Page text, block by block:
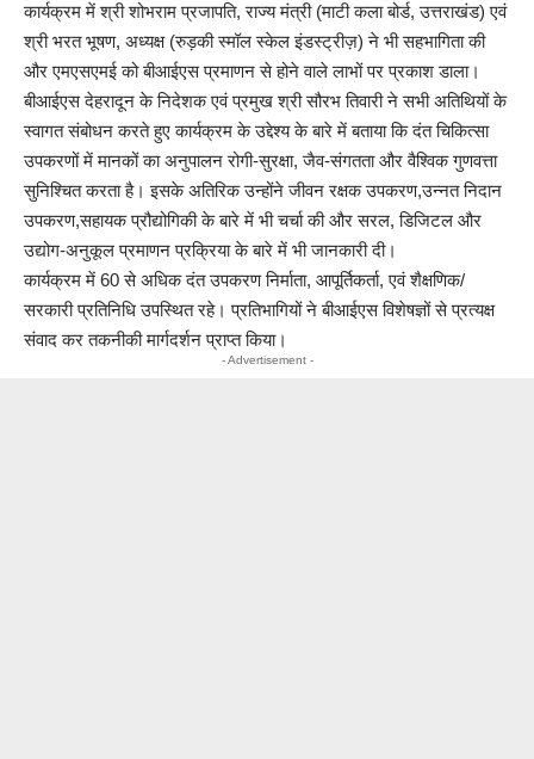
कार्यक्रम में श्री शोभराम प्रजापति, राज्य मंत्री (माटी कला बोर्ड, उत्तराखंड) एवं
श्री भरत भूषण, अध्यक्ष (रुड़की स्मॉल स्केल इंडस्ट्रीज़) ने भी सहभागिता की
और एमएसएमई को बीआईएस प्रमाणन से होने वाले लाभों पर प्रकाश डाला।
बीआईएस देहरादून के निदेशक एवं प्रमुख श्री सौरभ तिवारी ने सभी अतिथियों के
स्वागत संबोधन करते हुए कार्यक्रम के उद्देश्य के बारे में बताया कि दंत चिकित्सा
उपकरणों में मानकों का अनुपालन रोगी-सुरक्षा, जैव-संगतता और वैश्विक गुणवत्ता
सुनिश्चित करता है। इसके अतिरिक उन्होंने जीवन रक्षक उपकरण,उन्नत निदान
उपकरण,सहायक प्रौद्योगिकी के बारे में भी चर्चा की और सरल, डिजिटल और
उद्योग-अनुकूल प्रमाणन प्रक्रिया के बारे में भी जानकारी दी।
कार्यक्रम में 60 से अधिक दंत उपकरण निर्माता, आपूर्तिकर्ता, एवं शैक्षणिक/
सरकारी प्रतिनिधि उपस्थित रहे। प्रतिभागियों ने बीआईएस विशेषज्ञों से प्रत्यक्ष
संवाद कर तकनीकी मार्गदर्शन प्राप्त किया।
- Advertisement -